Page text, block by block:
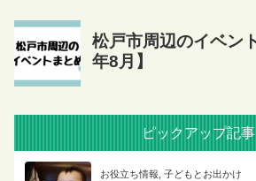
ピックアップ記事
お役立ち情報, 子どもとお出かけ